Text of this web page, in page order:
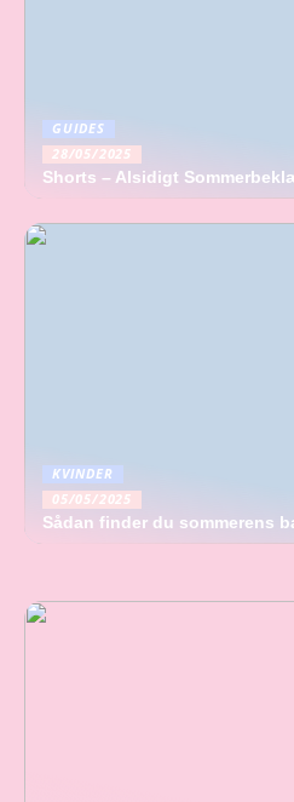
GUIDES
28/05/2025
Shorts – Alsidigt
KVINDER
05/05/2025
Sådan finder du sommerens